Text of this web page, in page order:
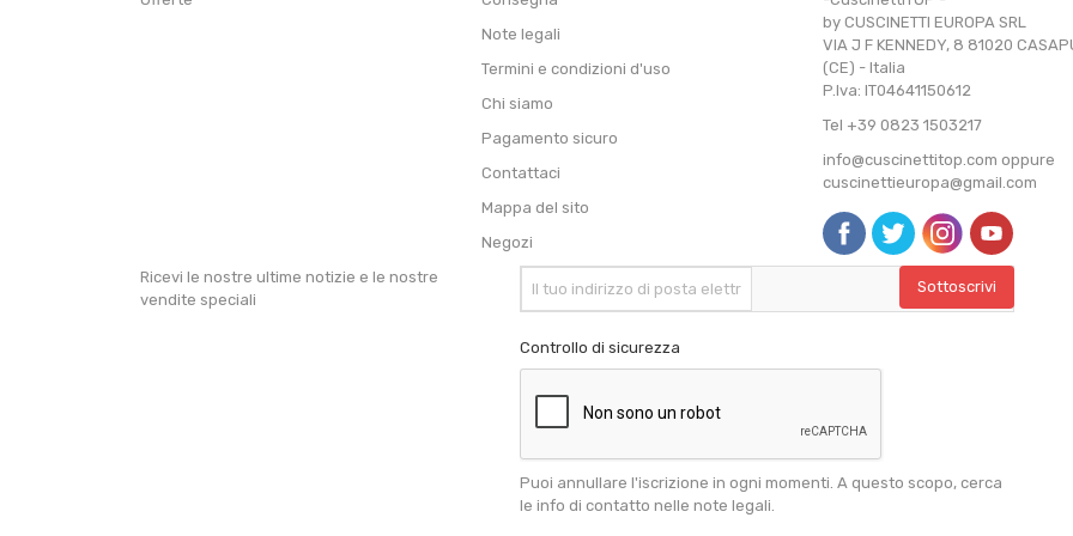
Note legali
Termini e condizioni d'uso
Chi siamo
Pagamento sicuro
Contattaci
Mappa del sito
Negozi
by CUSCINETTI EUROPA SRL
VIA J F KENNEDY, 8 81020
(CE) - Italia
P.Iva: IT04641150612
Tel +39 0823 1503217
info@cuscinettitop.com oppure
cuscinettieuropa@gmail.com
Ricevi le nostre ultime notizie e le nostre
vendite speciali
Controllo di sicurezza
Puoi annullare l'iscrizione in ogni momenti. A questo scopo, cerca
le info di contatto nelle note legali.